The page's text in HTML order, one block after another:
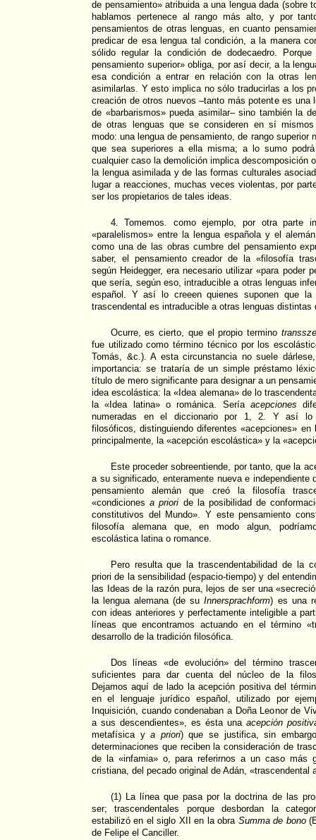
de pensamiento» atribuida a una lengua dada (sobre
hablamos pertenece al rango más alto, y por
pensamientos de otras lenguas, en cuanto
predicar de esa lengua tal condición, a la manera
sólido regular la condición de dodecaedro.
pensamiento superior» obliga, por así decir, a la
esa condición a entrar en relación con la otras
asimilarlas. Y esto implica no sólo traducirlas a los
creación de otros nuevos –tanto más potente es una
de «barbarismos» pueda asimilar– sino también la
de otras lenguas que se consideren en sí
modo: una lengua de pensamiento, de rango superior
que sea superiores a ella misma; a lo sumo
cualquier caso la demolición implica descomposición
la lengua asimilada y de las formas culturales
lugar a reacciones, muchas veces violentas, por
ser los propietarios de tales ideas.
4. Tomemos. como ejemplo, por otra parte
«paralelismos» entre la lengua española y el
como una de las obras cumbre del pensamiento
saber, el pensamiento creador de la «filosofía
según Heidegger, era necesario utilizar «para poder
que sería, según eso, intraducible a otras lenguas
español. Y así lo creeen quienes suponen que
trascendental es intraducible a otras lenguas distintas
Ocurre, es cierto, que el propio termino
fue utilizado como término técnico por los
Tomás, &c.). A esta circunstancia no suele
importancia: se trataría de un simple préstamo
título de mero significante para designar a un
idea escolástica: la «Idea alemana» de lo
la «Idea latina» o románica. Sería acepciones
numeradas en el diccionario por 1, 2. Y así lo
filosóficos, distinguiendo diferentes «acepciones» en
principalmente, la «acepción escolástica» y la
Este proceder sobreentiende, por tanto, que la
a su significado, enteramente nueva e
pensamiento alemán que creó la filosofía
«condicionesa priori de la posibilidad de
constitutivos del Mundo». Y este pensamiento
filosofía alemana que, en modo algun,
escolástica latina o romance.
Pero resulta que la trascendentabilidad de la
priori de la sensibilidad (espacio-tiempo) y del
las Ideas de la razón pura, lejos de ser una
la lengua alemana (de suInnersprachform) es una
con ideas anteriores y perfectamente inteligible a
líneas que encontramos actuando en el término
desarrollo de la tradición filosófica.
Dos líneas «de evolución» del término
suficientes para dar cuenta del núcleo de la
Dejamos aquí de lado la acepción positiva del
en el lenguaje jurídico español, utilizado por
Inquisición, cuando condenaban a Doña Leonor de
a sus descendientes», es ésta una acepción
metafísica ya priori) que se justifica, sin
determinaciones que reciben la consideración de
de la «infamia» o, para referirnos a un caso más
cristiana, del pecado original de Adán, «trascendental
(1) La línea que pasa por la doctrina de las
ser; trascendentales porque desbordan la
estabilizó en el siglo XII en la obra Summa de bono
de Felipe el Canciller.